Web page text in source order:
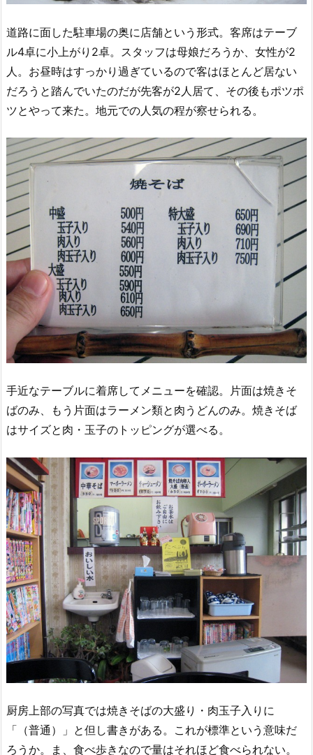
道路に面した駐車場の奥に店舗という形式。客席はテーブ
ル4卓に小上がり2卓。スタッフは母娘だろうか、女性が2
人。お昼時はすっかり過ぎているので客はほとんど居ない
だろうと踏んでいたのだが先客が2人居て、その後もポツポ
ツとやって来た。地元での人気の程が察せられる。
手近なテーブルに着席してメニューを確認。片面は焼きそ
ばのみ、もう片面はラーメン類と肉うどんのみ。焼きそば
はサイズと肉・玉子のトッピングが選べる。
厨房上部の写真では焼きそばの大盛り・肉玉子入りに
「（普通）」と但し書きがある。これが標準という意味だ
ろうか。ま、食べ歩きなので量はそれほど食べられない。